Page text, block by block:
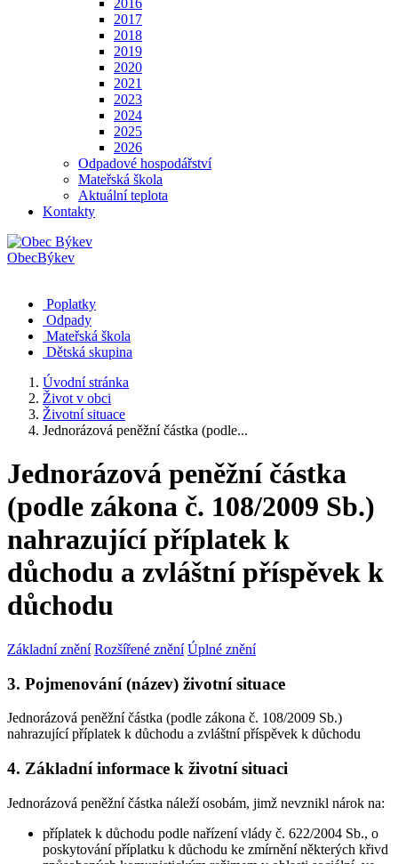
2016
2017
2018
2019
2020
2021
2023
2024
2025
2026
Odpadové hospodářství
Mateřská škola
Aktuální teplota
Kontakty
ObecBýkev
Poplatky
Odpady
Mateřská škola
Dětská skupina
Úvodní stránka
Život v obci
Životní situace
Jednorázová peněžní částka (podle...
Jednorázová peněžní částka
(podle zákona č. 108/2009 Sb.)
nahrazující příplatek k
důchodu a zvláštní příspěvek k
důchodu
Základní znění Rozšířené znění Úplné znění
3. Pojmenování (název) životní situace
Jednorázová peněžní částka (podle zákona č. 108/2009 Sb.)
nahrazující příplatek k důchodu a zvláštní příspěvek k důchodu
4. Základní informace k životní situaci
Jednorázová peněžní částka náleží osobám, jimž nevznikl nárok na:
příplatek k důchodu podle nařízení vlády č. 622/2004 Sb., o
poskytování příplatku k důchodu ke zmírnění některých křivd